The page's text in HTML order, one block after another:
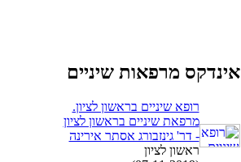
אינדקס מרפאות שיניים
רופא שיניים בראשון לציון.
מרפאת שיניים בראשון לציון
- דר' גינזבורג אסתר אירינה
ראשון לציון